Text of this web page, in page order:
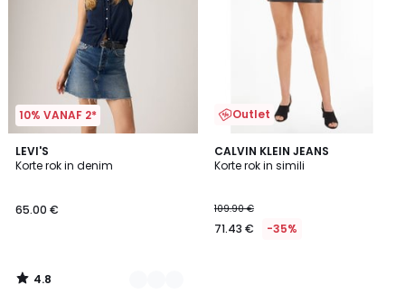
10% VANAF 2*
LEVI'S
Korte rok in denim
65.00 €
4.8
/ 5
2
Kleuren
4.8
/
Outlet
CALVIN KLEIN JEANS
Korte rok in simili
109.90 €
71.43 € -35%